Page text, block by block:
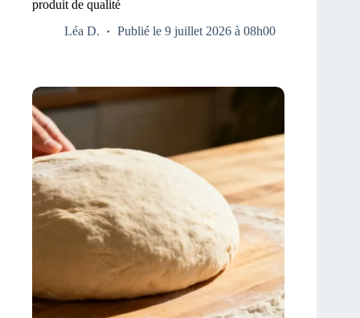
produit de qualité
Léa D.
Publié le 9 juillet 2026 à 08h00